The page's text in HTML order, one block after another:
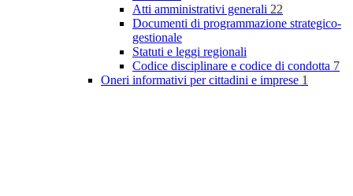
Atti amministrativi generali 22
Documenti di programmazione strategico-
gestionale
Statuti e leggi regionali
Codice disciplinare e codice di condotta 7
Oneri informativi per cittadini e imprese 1